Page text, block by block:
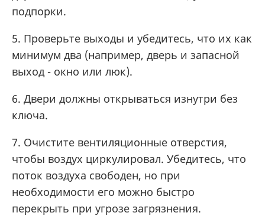
подпорки.
5. Проверьте выходы и убедитесь, что их как
минимум два (например, дверь и запасной
выход - окно или люк).
6. Двери должны открываться изнутри без
ключа.
7. Очистите вентиляционные отверстия,
чтобы воздух циркулировал. Убедитесь, что
поток воздуха свободен, но при
необходимости его можно быстро
перекрыть при угрозе загрязнения.